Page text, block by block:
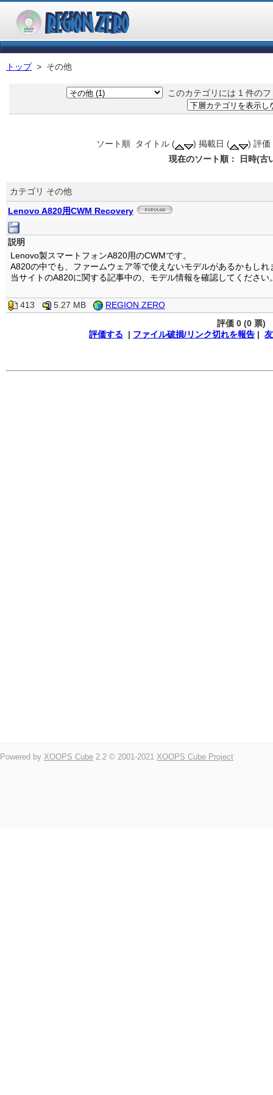
トップ> その他
このカテゴリには 1 件の
ソート順 タイトル ( ) 掲載日 (
) 評価
現在のソート順： 日時(古
カテゴリ その他
Lenovo A820用CWM Recovery
説明
Lenovo製スマートフォンA820用のCWMです。
A820の中でも、ファームウェア等で使えないモデルがあるかもしれ
当サイトのA820に関する記事中の、モデル情報を確認してください
413 5.27 MB
REGION ZERO
評価 0 (0 票)
評価する | ファイル破損/リンク切れを報告 |
Powered by XOOPS Cube 2.2 © 2001-2021 XOOPS Cube Project